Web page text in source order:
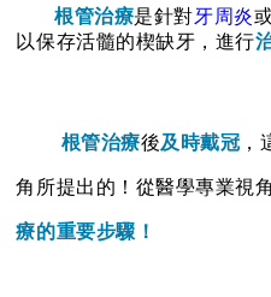
根管治療是針對牙周炎
以保存活髓的楔缺牙，進行
根管治療後及時戴冠 ，
角所提出的！從醫學專業視
療的重要步驟！